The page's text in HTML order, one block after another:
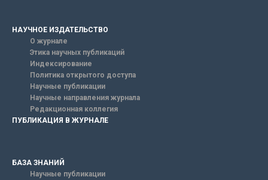
НАУЧНОЕ ИЗДАТЕЛЬСТВО
О журнале
Этика научных публикаций
Индексирование
Политика открытого доступа
Научные публикации
Научные направления журнала
Редакционная коллегия
ПУБЛИКАЦИЯ В ЖУРНАЛЕ
БАЗА ЗНАНИЙ
Научные публикации